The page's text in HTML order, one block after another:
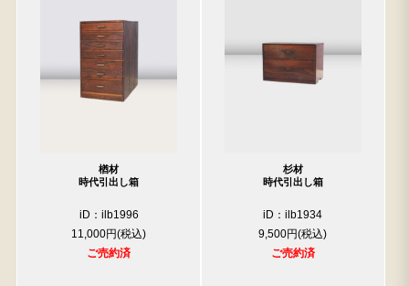
楢材
時代引出し箱
iD：ilb1996
11,000円
ご売約済
杉材
時代引出し箱
iD：ilb1934
9,500円
ご売約済